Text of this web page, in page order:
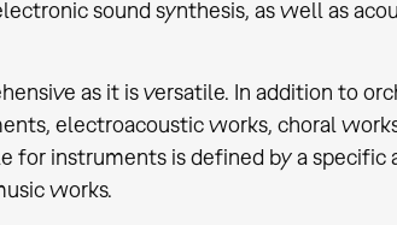
sound synthesis, as well as
as it is versatile. In addition to
electroacoustic works, choral
for instruments is defined by a
works.